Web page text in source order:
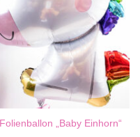
Folienballon „Baby Einhorn“